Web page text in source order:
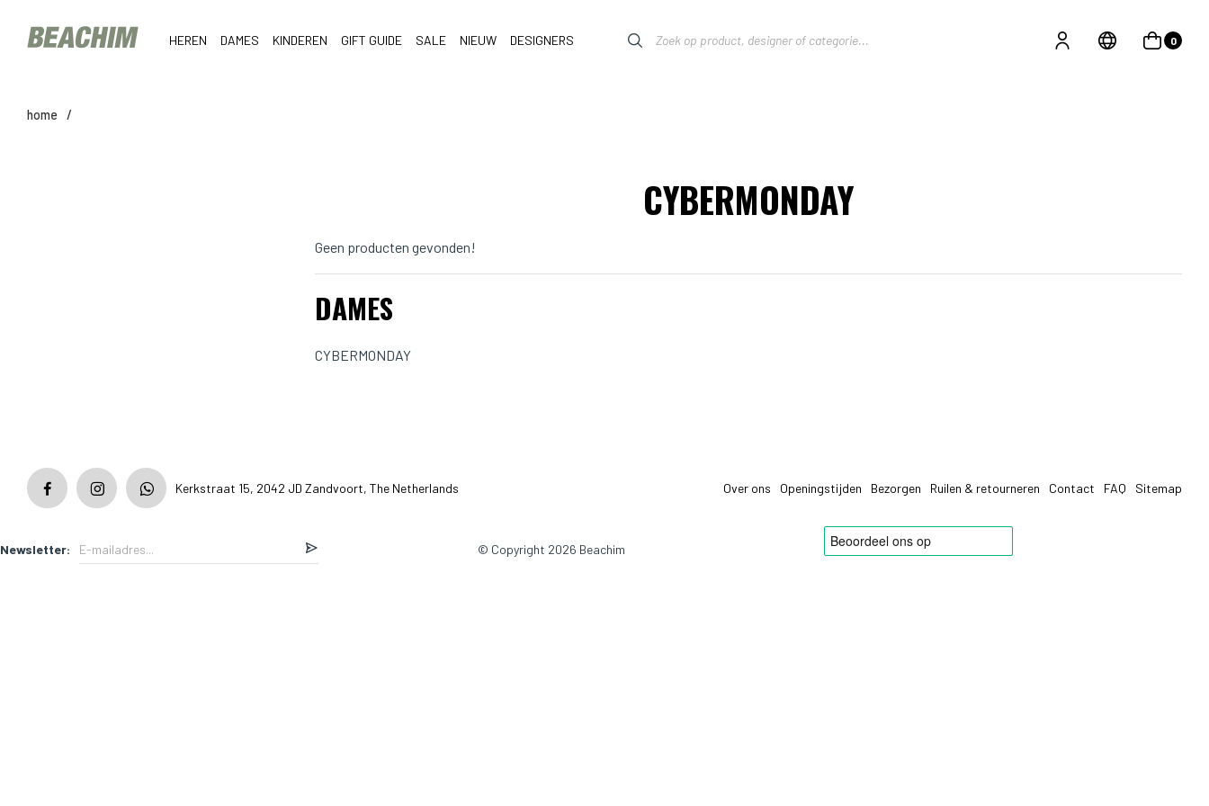
HEREN DAMES KINDEREN GIFT GUIDE SALE NIEUW DESIGNERS 0
home /
CYBERMONDAY
Geen producten gevonden!
DAMES
CYBERMONDAY
Kerkstraat 15, 2042 JD Zandvoort, The Netherlands Over ons Openingstijden Bezorgen Ruilen & retourneren Contact FAQ Sitemap
Newsletter: © Copyright 2026 Beachim